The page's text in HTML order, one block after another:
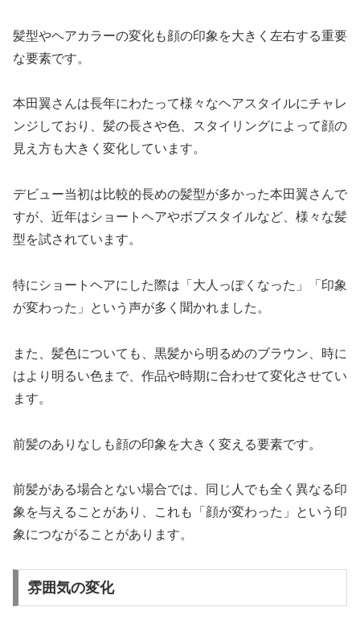
髪型やヘアカラーの変化も顔の印象を大きく左右する重要
な要素です。
本田翼さんは長年にわたって様々なヘアスタイルにチャレ
ンジしており、髪の長さや色、スタイリングによって顔の
見え方も大きく変化しています。
デビュー当初は比較的長めの髪型が多かった本田翼さんで
すが、近年はショートヘアやボブスタイルなど、様々な髪
型を試されています。
特にショートヘアにした際は「大人っぽくなった」「印象
が変わった」という声が多く聞かれました。
また、髪色についても、黒髪から明るめのブラウン、時に
はより明るい色まで、作品や時期に合わせて変化させてい
ます。
前髪のありなしも顔の印象を大きく変える要素です。
前髪がある場合とない場合では、同じ人でも全く異なる印
象を与えることがあり、これも「顔が変わった」という印
象につながることがあります。
雰囲気の変化